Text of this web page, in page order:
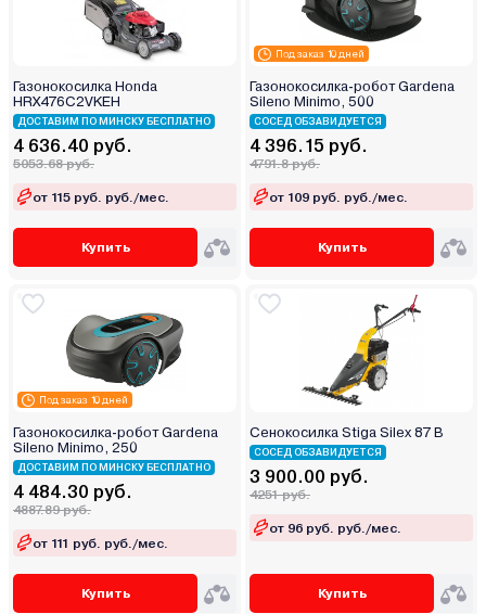
Газонокосилка Honda
HRX476C2VKEH
ДОСТАВИМ ПО МИНСКУ БЕСПЛАТНО
4 636.40 руб.
5053.68 руб.
от 115 руб. руб./мес.
Купить
Под заказ 10 дней
Газонокосилка-робот Gardena
Sileno Minimo, 500
СОСЕД ОБЗАВИДУЕТСЯ
4 396.15 руб.
4791.8 руб.
от 109 руб. руб./мес.
Купить
Под заказ 10 дней
Газонокосилка-робот Gardena
Sileno Minimo, 250
ДОСТАВИМ ПО МИНСКУ БЕСПЛАТНО
4 484.30 руб.
4887.89 руб.
от 111 руб. руб./мес.
Купить
Сенокосилка Stiga Silex 87 B
СОСЕД ОБЗАВИДУЕТСЯ
3 900.00 руб.
4251 руб.
от 96 руб. руб./мес.
Купить